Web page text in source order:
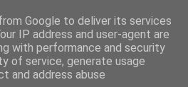
الجمعة 7 أغسطس 2026
الصفحات
Google to deliver its services
IP address and user-agent are
with performance and security
of service, generate usage
and address abuse.